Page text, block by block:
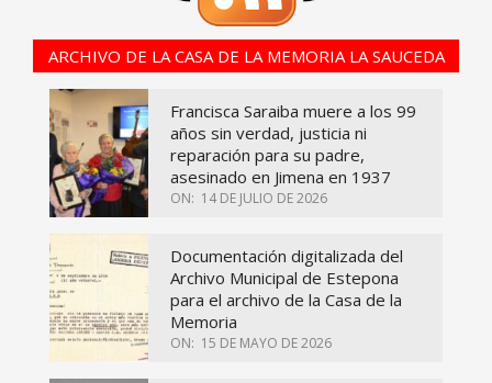
ARCHIVO DE LA CASA DE LA MEMORIA LA SAUCEDA
Francisca Saraiba muere a los 99
años sin verdad, justicia ni
reparación para su padre,
asesinado en Jimena en 1937
ON: 14 DE JULIO DE 2026
Documentación digitalizada del
Archivo Municipal de Estepona
para el archivo de la Casa de la
Memoria
ON: 15 DE MAYO DE 2026